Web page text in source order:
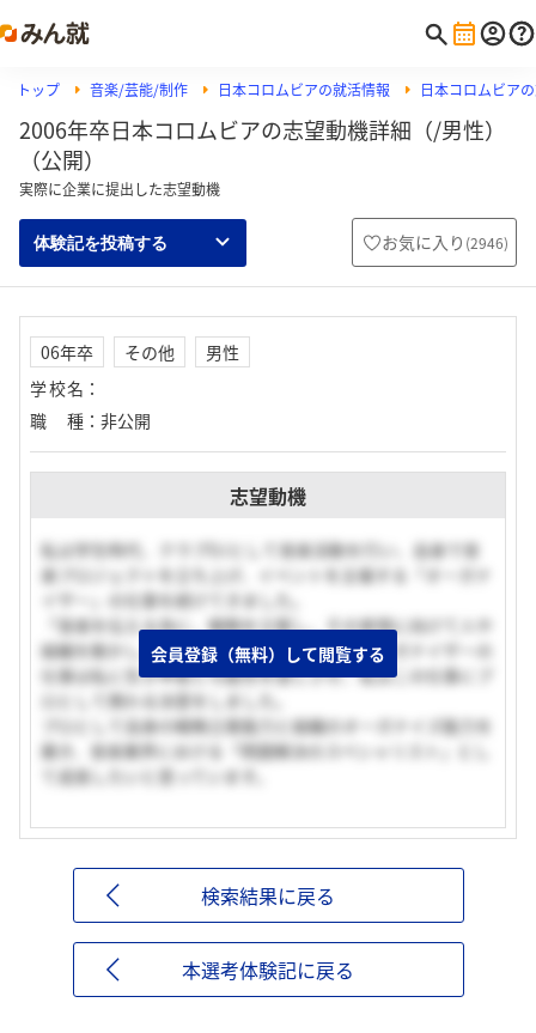
トップ 音楽/芸能/制作 日本コロムビアの就活情報 日本コロムビア
2006年卒日本コロムビアの志望動機詳細（/男性）
（公開）
実際に企業に提出した志望動機
体験記を投稿する お気に入り (2946)
06年卒 その他
男性
学校名 ：
職種 ： 非公開
志望動機
私は学生時代、クラブDJとして音楽活動を行い、自身で音
楽プロジェクトを立ち上げ、イベントを主催する「オーガナ
イザー」の仕事を続けてきました。
「音楽を伝える為に、戦略を立案し、その実現に向けて人や
組織を動かし、問題解決にあたる」というオーガナイザーの
仕事は私に生き甲斐と可能性を感じさせ、私はこの仕事にプ
ロとして携わる決意をしました。
プロとして自身の戦略立案能力と組織のオーガナイズ能力を
磨き、音楽業界における「問題解決のスペシャリスト」とし
て成長したいと思っています。
会員登録（無料）して閲覧する
検索結果に戻る
本選考体験記に戻る